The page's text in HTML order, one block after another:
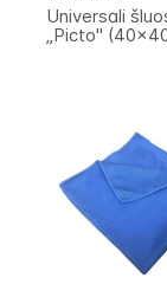
Universali
„Picto"